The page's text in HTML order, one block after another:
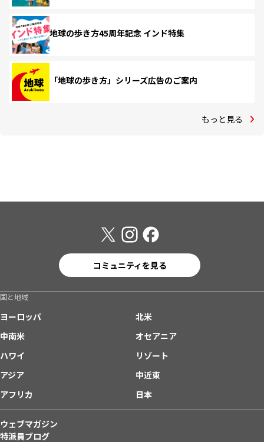
地球の歩き方45周年記念 インド特集
「地球の歩き方」シリーズ広告のご案内
もっと見る
コミュニティを見る
国と地域
ヨーロッパ
北米
中南米
オセアニア
ハワイ
リゾート
アジア
中近東
アフリカ
日本
ウェブマガジン
特派員ブログ